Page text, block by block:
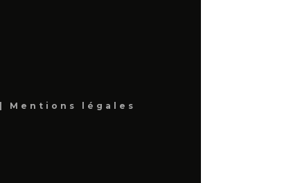
Mentions légales